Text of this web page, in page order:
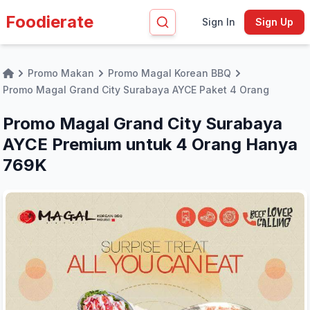
Foodierate Sign In Sign Up
HomePromo Makan
Promo Magal Korean BBQ
Promo Magal Grand City Surabaya AYCE Paket 4 Orang
Promo Magal Grand City Surabaya
AYCE Premium untuk 4 Orang Hanya
769K